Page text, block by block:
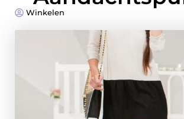
Winkelen